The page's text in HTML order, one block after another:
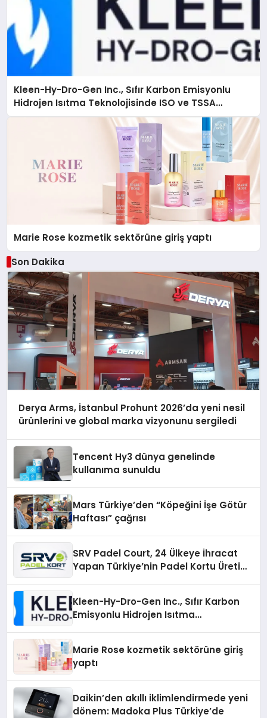
Kleen-Hy-Dro-Gen Inc., Sıfır Karbon Emisyonlu
Hidrojen Isıtma Teknolojisinde ISO ve TSSA
Düzenleyici Onaylarını Aldı
Marie Rose kozmetik sektörüne giriş yaptı
Son Dakika
Derya Arms, İstanbul Prohunt 2026’da yeni nesil
ürünlerini ve global marka vizyonunu sergiledi
Tencent Hy3 dünya genelinde
kullanıma sunuldu
Mars Türkiye’den “Köpeğini İşe Götür
Haftası” çağrısı
SRV Padel Court, 24 Ülkeye İhracat
Yapan Türkiye’nin Padel Kortu Üretim
Kleen-Hy-Dro-Gen Inc., Sıfır Karbon
Emisyonlu Hidrojen Isıtma
Marie Rose kozmetik sektörüne giriş
yaptı
Daikin’den akıllı iklimlendirmede yeni
dönem: Madoka Plus Türkiye’de